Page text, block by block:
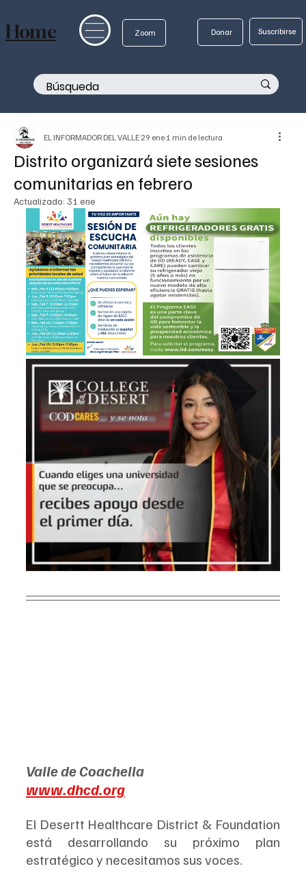
Zoom Donar Suscribirse
Home
Distrito organizará siete sesiones
comunitarias en febrero
EL INFORMADOR DEL VALLE 29 ene 1 min de lectura
Actualizado: 31 ene
Valle de Coachella
www.dhcd.org
El Desertt Healthcare District & Foundation
está desarrollando su próximo plan
estratégico y necesitamos sus voces.